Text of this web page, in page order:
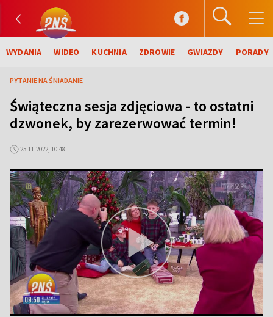
WYDANIA WIDEO KUCHNIA ZDROWIE GWIAZDY PORADY
PYTANIE NA ŚNIADANIE
Świąteczna sesja zdjęciowa - to ostatni
dzwonek, by zarezerwować termin!
25.11.2022, 10:48